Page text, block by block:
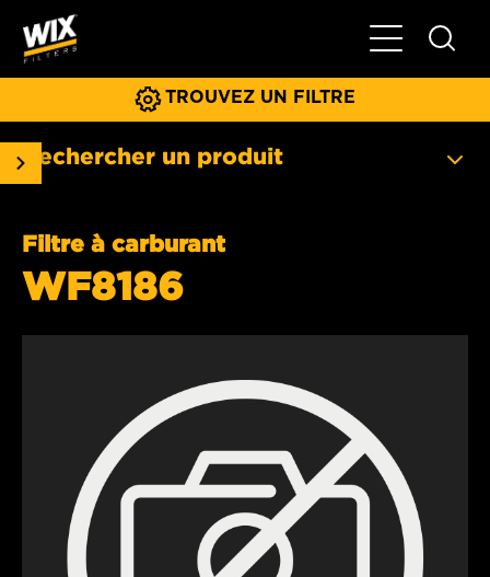
Basculer la
TROUVEZ UN FILTRE
Rechercher un produit
Filtre à carburant
WF8186